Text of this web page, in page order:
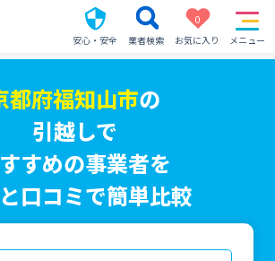
安心・安全 業者検索
0
お気に入り
メニュー
都府福知山市の
引越しで
すめの事業者を
口コミで簡単比較